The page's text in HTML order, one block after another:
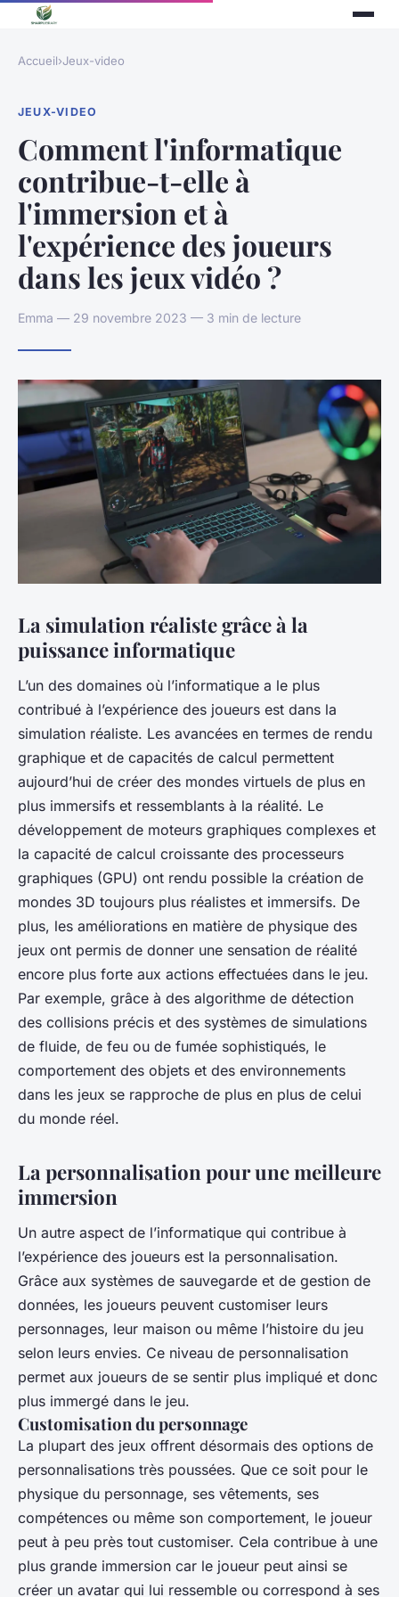
Accueil›Jeux-video
JEUX-VIDEO
Comment l'informatique
contribue-t-elle à
l'immersion et à
l'expérience des joueurs
dans les jeux vidéo ?
Emma — 29 novembre 2023 — 3 min de lecture
La simulation réaliste grâce à la
puissance informatique
L’un des domaines où l’informatique a le plus
contribué à l’expérience des joueurs est dans la
simulation réaliste. Les avancées en termes de rendu
graphique et de capacités de calcul permettent
aujourd’hui de créer des mondes virtuels de plus en
plus immersifs et ressemblants à la réalité. Le
développement de moteurs graphiques complexes et
la capacité de calcul croissante des processeurs
graphiques (GPU) ont rendu possible la création de
mondes 3D toujours plus réalistes et immersifs. De
plus, les améliorations en matière de physique des
jeux ont permis de donner une sensation de réalité
encore plus forte aux actions effectuées dans le jeu.
Par exemple, grâce à des algorithme de détection
des collisions précis et des systèmes de simulations
de fluide, de feu ou de fumée sophistiqués, le
comportement des objets et des environnements
dans les jeux se rapproche de plus en plus de celui
du monde réel.
La personnalisation pour une meilleure
immersion
Un autre aspect de l’informatique qui contribue à
l’expérience des joueurs est la personnalisation.
Grâce aux systèmes de sauvegarde et de gestion de
données, les joueurs peuvent customiser leurs
personnages, leur maison ou même l’histoire du jeu
selon leurs envies. Ce niveau de personnalisation
permet aux joueurs de se sentir plus impliqué et donc
plus immergé dans le jeu.
Customisation du personnage
La plupart des jeux offrent désormais des options de
personnalisations très poussées. Que ce soit pour le
physique du personnage, ses vêtements, ses
compétences ou même son comportement, le joueur
peut à peu près tout customiser. Cela contribue à une
plus grande immersion car le joueur peut ainsi se
créer un avatar qui lui ressemble ou correspond à ses